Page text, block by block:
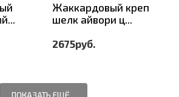
Жаккардовый креп
шелк айвори ц...
2675руб.